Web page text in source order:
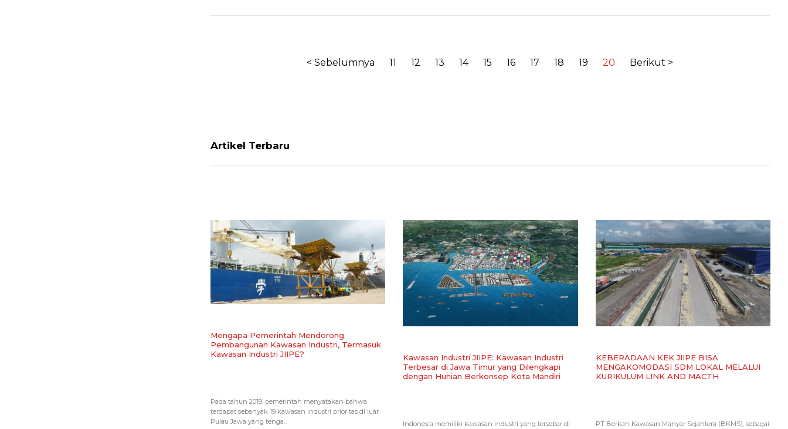
< Sebelumnya 11 12 13 14 15 16 17 18 19 20 Berikut >
Artikel Terbaru
Mengapa Pemerintah Mendorong
Pembangunan Kawasan Industri, Termasuk
Kawasan Industri JIIPE?
Pada tahun 2019, pemerintah menyatakan bahwa
terdapat sebanyak 19 kawasan industri prioritas di luar
Pulau Jawa yang tenga...
Kawasan Industri JIIPE: Kawasan Industri
Terbesar di Jawa Timur yang Dilengkapi
dengan Hunian Berkonsep Kota Mandiri
Indonesia memiliki kawasan industri yang tersebar di
KEBERADAAN KEK JIIPE BISA
MENGAKOMODASI SDM LOKAL MELALUI
KURIKULUM LINK AND MACTH
PT Berkah Kawasan Manyar Sejahtera (BKMS), sebagai